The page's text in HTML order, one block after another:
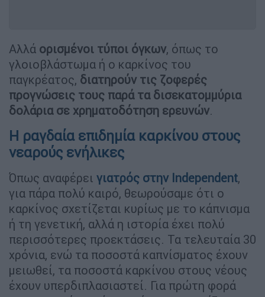
Αλλά ορισμένοι τύποι όγκων, όπως το
γλοιοβλάστωμα ή ο καρκίνος του
παγκρέατος, διατηρούν τις ζοφερές
προγνώσεις τους παρά τα δισεκατομμύρια
δολάρια σε χρηματοδότηση ερευνών.
Η ραγδαία επιδημία καρκίνου στους
νεαρούς ενήλικες
Όπως αναφέρει γιατρός στην Independent,
για πάρα πολύ καιρό, θεωρούσαμε ότι ο
καρκίνος σχετίζεται κυρίως με το κάπνισμα
ή τη γενετική, αλλά η ιστορία έχει πολύ
περισσότερες προεκτάσεις. Τα τελευταία 30
χρόνια, ενώ τα ποσοστά καπνίσματος έχουν
μειωθεί, τα ποσοστά καρκίνου στους νέους
έχουν υπερδιπλασιαστεί. Για πρώτη φορά